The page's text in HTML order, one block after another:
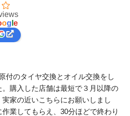
og e
原付のタイヤ交換とオイル交換をし
購入した店舗は最短で３月以降の
家の近いこちらにお願いしまし
業してもらえ、30分ほどで終わり